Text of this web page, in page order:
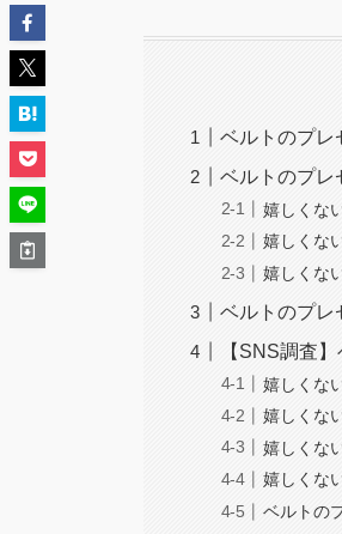
ベルトのプレ
ベルトのプレ
嬉しくな
嬉しくな
嬉しくな
ベルトのプレ
【SNS調査
嬉しくな
嬉しくな
嬉しくな
嬉しくな
ベルトの